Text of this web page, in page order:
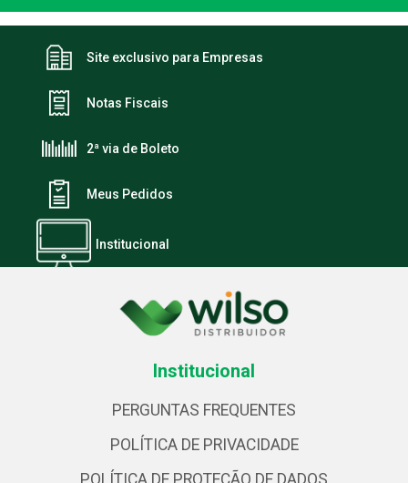
Site exclusivo para Empresas
Notas Fiscais
2ª via de Boleto
Meus Pedidos
Institucional
Institucional
PERGUNTAS FREQUENTES
POLÍTICA DE PRIVACIDADE